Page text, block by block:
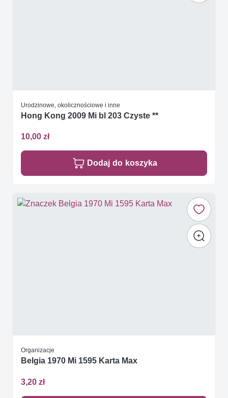
Urodzinowe, okolicznościowe i inne
Hong Kong 2009 Mi bl 203 Czyste **
10,00 zł
Dodaj do koszyka
Organizacje
Belgia 1970 Mi 1595 Karta Max
3,20 zł